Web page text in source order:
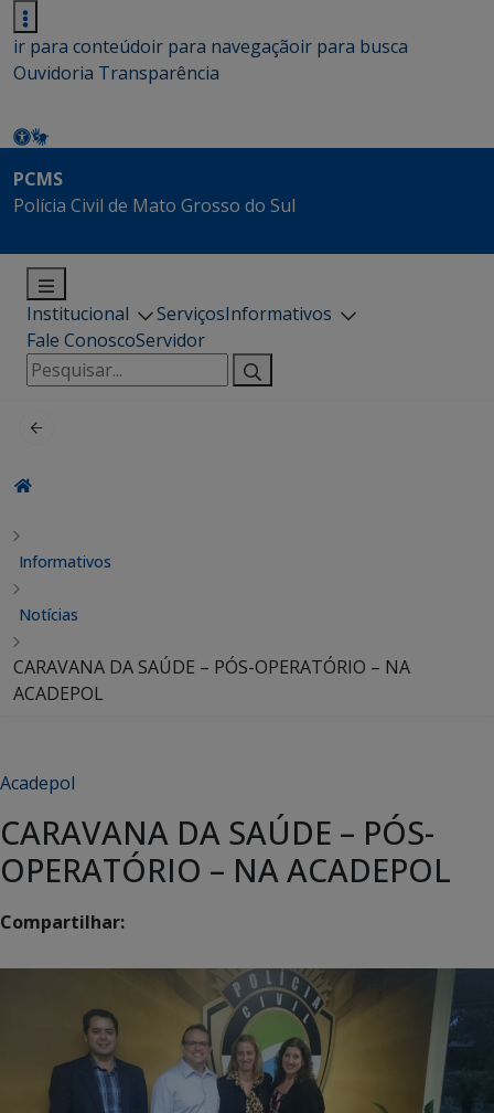
ir para conteúdoir para navegaçãoir para busca
Ouvidoria Transparência
PCMS
Polícia Civil de Mato Grosso do Sul
Institucional ServiçosInformativos
Fale ConoscoServidor
Pesquisar
por:
Informativos
Notícias
CARAVANA DA SAÚDE – PÓS-OPERATÓRIO – NA
ACADEPOL
Acadepol
CARAVANA DA SAÚDE – PÓS-
OPERATÓRIO – NA ACADEPOL
Compartilhar: